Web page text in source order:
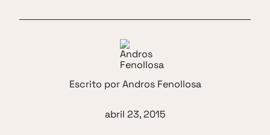
Escrito porAndros Fenollosa
abril 23, 2015